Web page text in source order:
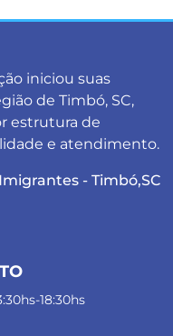
iniciou suas
de Timbó, SC,
estrutura de
e atendimento.
- Timbó,SC
18:30hs